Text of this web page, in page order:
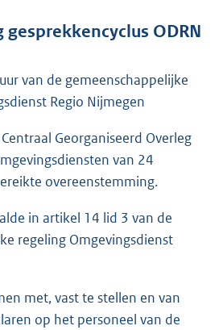
ODRN
van de gemeenschappelijke
Regio Nijmegen
Georganiseerd Overleg
van 24
overeenstemming.
in artikel 14 lid 3 van de
regeling Omgevingsdienst
met, vast te stellen en van
op het personeel van de